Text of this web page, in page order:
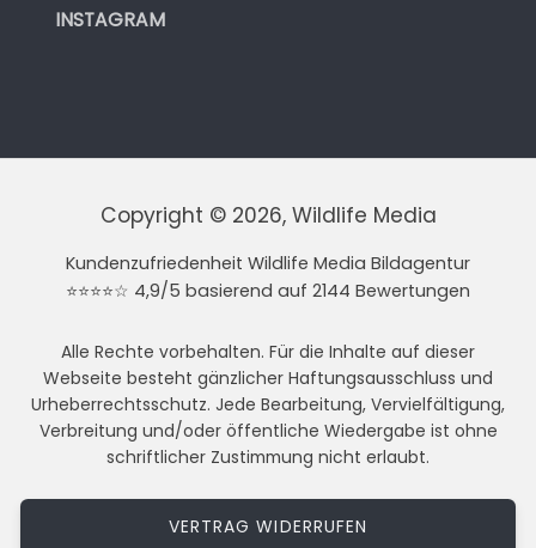
INSTAGRAM
Copyright © 2026, Wildlife Media
Kundenzufriedenheit Wildlife Media Bildagentur
⭐⭐⭐⭐☆ 4,9/5 basierend auf 2144 Bewertungen
Alle Rechte vorbehalten. Für die Inhalte auf dieser
Webseite besteht gänzlicher Haftungsausschluss und
Urheberrechtsschutz. Jede Bearbeitung, Vervielfältigung,
Verbreitung und/oder öffentliche Wiedergabe ist ohne
schriftlicher Zustimmung nicht erlaubt.
VERTRAG WIDERRUFEN